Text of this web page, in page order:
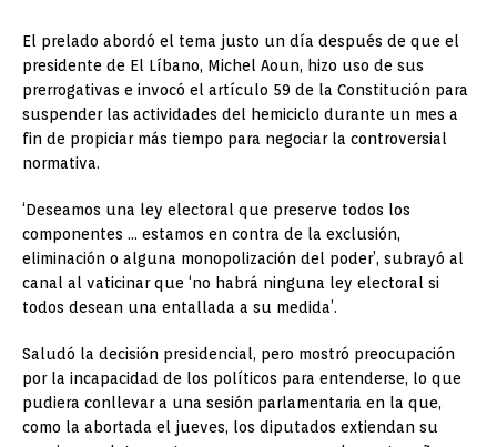
El prelado abordó el tema justo un día después de que el
presidente de El Líbano, Michel Aoun, hizo uso de sus
prerrogativas e invocó el artículo 59 de la Constitución para
suspender las actividades del hemiciclo durante un mes a
fin de propiciar más tiempo para negociar la controversial
normativa.
‘Deseamos una ley electoral que preserve todos los
componentes … estamos en contra de la exclusión,
eliminación o alguna monopolización del poder’, subrayó al
canal al vaticinar que ‘no habrá ninguna ley electoral si
todos desean una entallada a su medida’.
Saludó la decisión presidencial, pero mostró preocupación
por la incapacidad de los políticos para entenderse, lo que
pudiera conllevar a una sesión parlamentaria en la que,
como la abortada el jueves, los diputados extiendan su